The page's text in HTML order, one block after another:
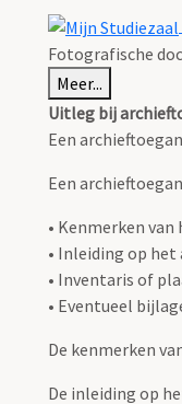
Fotografische
Meer...
Uitleg bij
Een
Een
• Kenmerken
• Inleiding op het
• Inventaris of
• Eventueel
De kenmerken
De inleiding op